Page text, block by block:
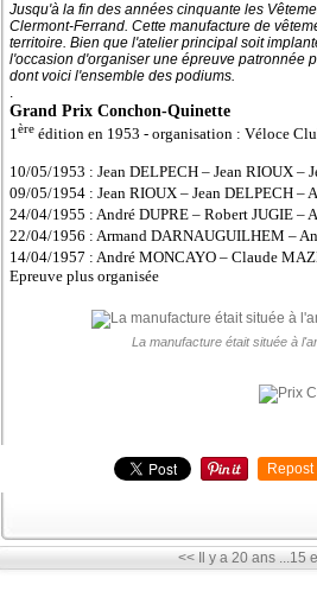
Jusqu'à la fin des années cinquante les
Clermont-Ferrand. Cette manufacture de
territoire. Bien que l'atelier principal soit
l'occasion d'organiser une épreuve patronnée
dont voici l'ensemble des podiums.
.
Grand Prix Conchon-Quinette
1ère édition en 1953 - organisation : Véloce
10/05/1953 : Jean DELPECH – Jean RIOUX –
09/05/1954 : Jean RIOUX – Jean DELPECH –
24/04/1955 : André DUPRE – Robert JUGIE –
22/04/1956 : Armand DARNAUGUILHEM –
14/04/1957 : André MONCAYO – Claude
Epreuve plus organisée
La manufacture était située à
Repost
<< Il y a 20 ans ...15